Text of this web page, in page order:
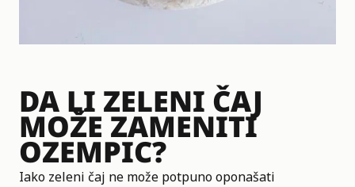
DA LI ZELENI ČAJ
MOŽE ZAMENITI
OZEMPIC?
Iako zeleni čaj ne može potpuno oponašati